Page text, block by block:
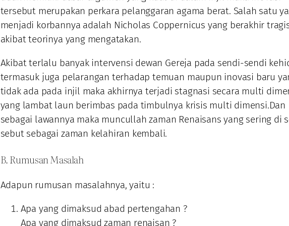
tersebut merupakan perkara pelanggaran agama berat. Salah satu
menjadi korbannya adalah Nicholas Coppernicus yang berakhir
akibat teorinya yang mengatakan.
Akibat terlalu banyak intervensi dewan Gereja pada sendi-sendi
termasuk juga pelarangan terhadap temuan maupun inovasi baru
tidak ada pada injil maka akhirnya terjadi stagnasi secara multi
yang lambat laun berimbas pada timbulnya krisis multi dimensi.Dan
sebagai lawannya maka muncullah zaman Renaisans yang sering di
sebut sebagai zaman kelahiran kembali.
B. Rumusan Masalah
Adapun rumusan masalahnya, yaitu :
Apa yang dimaksud abad pertengahan ?
Apa yang dimaksud zaman renaisan ?